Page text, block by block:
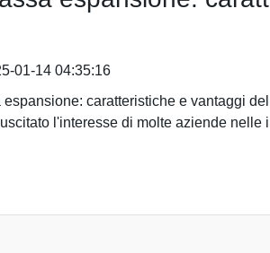
01-14 04:35:16
espansione: caratteristiche e vantaggi
l'interesse di molte aziende nelle